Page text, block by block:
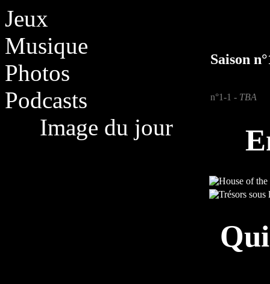
Jeux
Musique
Photos
Podcasts
Image du jour
Saison
n°1-1 - TBA